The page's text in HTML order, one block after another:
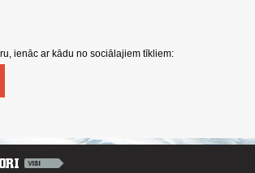
ienāc ar kādu no sociālajiem tīkliem: